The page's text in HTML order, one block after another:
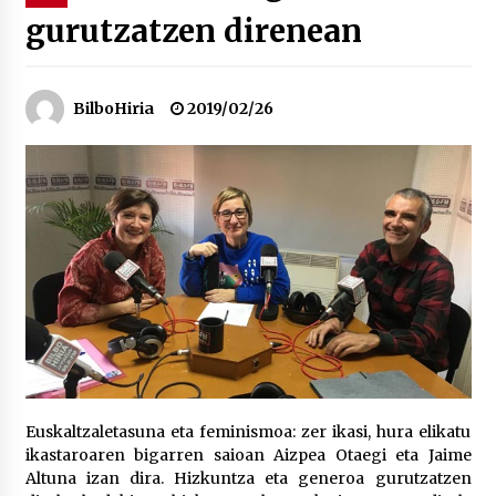
Bakaikuko barnetegitik gazteek egindako saio
2026/07/16
Tuba eta bonbardinoaren astea, Bilboko
Kontserbatorioan protagonista
2026/07/16
Auzoportala : 1×04 Auzofoniak
2026/07/15
Gaur abitua da Bilbao bbk live jaialdia
2026/07/09
gurutzatzen direnean
BilboHiria 2019/02/26
Euskaltzaletasuna eta feminismoa: zer ikasi, hura elikatu
ikastaroaren bigarren saioan Aizpea Otaegi eta Jaime
Altuna izan dira. Hizkuntza eta generoa gurutzatzen